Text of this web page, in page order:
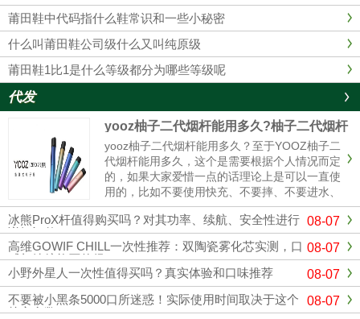
莆田鞋中代码指什么鞋常识和一些小秘密
什么叫莆田鞋公司级什么又叫纯原级
莆田鞋1比1是什么等级都分为哪些等级呢
代发
yooz柚子二代烟杆能用多久?柚子二代烟杆
yooz柚子二代烟杆能用多久？至于YOOZ柚子二
代烟杆能用多久，这个是需要根据个人情况而定
的，如果大家爱惜一点的话理论上是可以一直使
用的，比如不要使用快充、不要摔、不要进水、
定期清理冷凝液、这样可以使你的烟杆寿命更
长，使用的时间更久。与其它电子烟产品相比，
柚子电子烟设计灵活，充电方式更简单。只需插
入充电电源，确保电子烟...
08-07
冰熊ProX杆值得购买吗？对其功率、续航、安全性进行
详细评估
08-07
高维GOWIF CHILL一次性推荐：双陶瓷雾化芯实测，口
感与续航能否兼得？
08-07
小野外星人一次性值得买吗？真实体验和口味推荐
08-07
不要被小黑条5000口所迷惑！实际使用时间取决于这个
核心参数。